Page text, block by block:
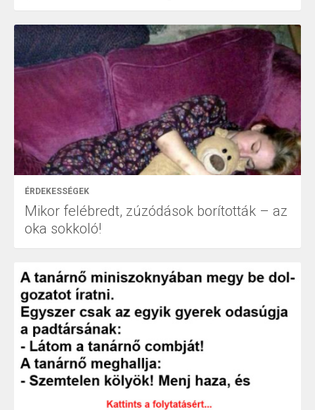
ÉRDEKESSÉGEK
Mikor felébredt, zúzódások borították – az
oka sokkoló!